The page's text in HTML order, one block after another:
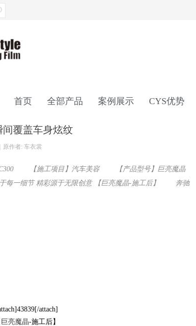
首页 全部产品 案例展示 CYS优势
联系我们
覆盖车身炫纹
原作者: 车衣裳
【施工项目】汽车美容 【产品型号】巨亮魔晶
一细节 精彩源于无限创意 【巨亮魔晶-施工后】 奔驰
attach]
巨亮魔晶-施工后】